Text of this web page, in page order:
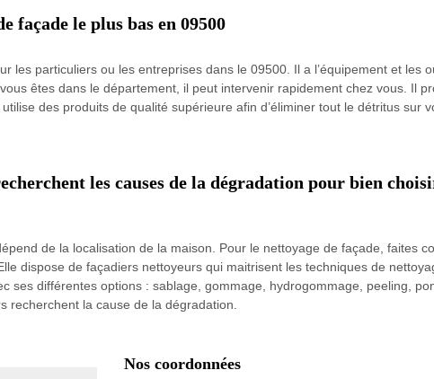
façade le plus bas en 09500
les particuliers ou les entreprises dans le 09500. Il a l’équipement et les
êtes dans le département, il peut intervenir rapidement chez vous. Il
des produits de qualité supérieure afin d’éliminer tout le détritus sur
les causes de la dégradation pour bien
de la localisation de la maison. Pour le nettoyage de façade, faites
dispose de façadiers nettoyeurs qui maitrisent les techniques de
ses différentes options : sablage, gommage, hydrogommage, peeling,
recherchent la cause de la dégradation.
Nos coordonnées